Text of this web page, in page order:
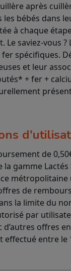
après
les bébés dans
à chaque
Le saviez-vous
spécifiques.
et leur
+ fer +
de
gamme
de
la limite du
par
d’autres offres
effectué entre le